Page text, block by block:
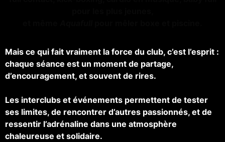
Mais ce qui fait vraiment la force du club, c’est l’esprit :
chaque séance est un moment de partage,
d’encouragement, et souvent de rires.
Les interclubs et événements permettent de tester
ses limites, de rencontrer d’autres passionnés, et de
ressentir l’adrénaline dans une atmosphère
chaleureuse et solidaire.